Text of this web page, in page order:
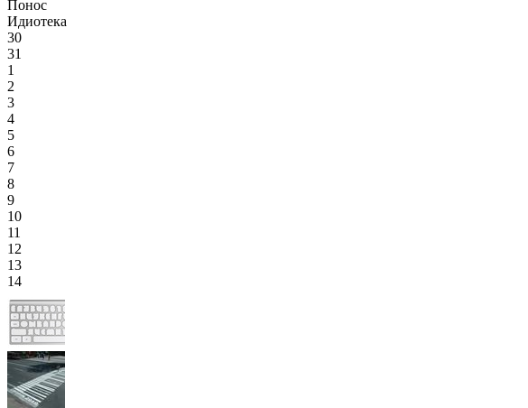
Понос
Идиотека
30
31
1
2
3
4
5
6
7
8
9
10
11
12
13
14